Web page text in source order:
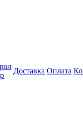
Доставка Оплата